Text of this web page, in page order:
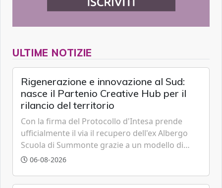
ULTIME NOTIZIE
Rigenerazione e innovazione al Sud:
nasce il Partenio Creative Hub per il
rilancio del territorio
Con la firma del Protocollo d'Intesa prende
ufficialmente il via il recupero dell'ex Albergo
Scuola di Summonte grazie a un modello di
partenariato pubblico-privato e a una rete di
06-08-2026